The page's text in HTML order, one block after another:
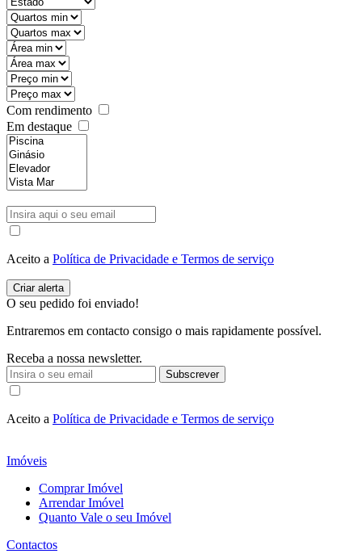
Com rendimento
Em destaque
Aceito a Política de Privacidade e Termos de serviço
O seu pedido foi enviado!
Entraremos em contacto consigo o mais rapidamente possível.
Receba a nossa newsletter.
Subscrever
Aceito a Política de Privacidade e Termos de serviço
Imóveis
Comprar Imóvel
Arrendar Imóvel
Quanto Vale o seu Imóvel
Contactos